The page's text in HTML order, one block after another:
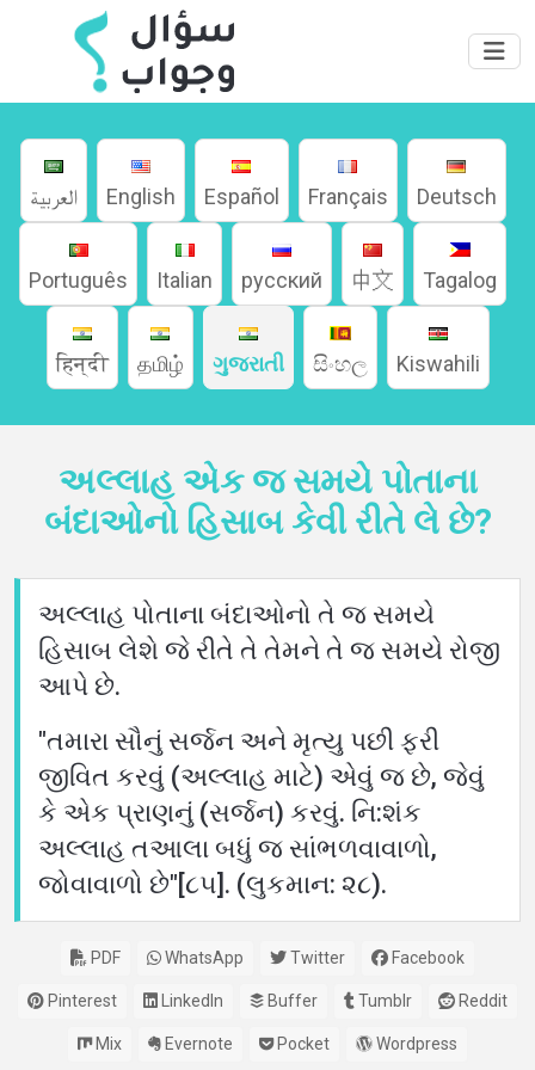
ઘર
વિશે
العربية English Español Français Deutsch
Português Italian русский 中文 Tagalog
हिन्दी தமிழ் ગુજરાતી සිංහල Kiswahili
અલ્લાહ એક જ સમયે પોતાના
બંદાઓનો હિસાબ કેવી રીતે લે છે?
અલ્લાહ પોતાના બંદાઓનો તે જ સમયે
હિસાબ લેશે જે રીતે તે તેમને તે જ સમયે રોજી
આપે છે.
"તમારા સૌનું સર્જન અને મૃત્યુ પછી ફરી
જીવિત કરવું (અલ્લાહ માટે) એવું જ છે, જેવું
કે એક પ્રાણનું (સર્જન) કરવું. નિ:શંક
અલ્લાહ તઆલા બધું જ સાંભળવાવાળો,
જોવાવાળો છે"[૮૫]. (લુકમાન: ૨૮).
PDF WhatsApp Twitter Facebook
Pinterest LinkedIn Buffer Tumblr Reddit
Mix Evernote Pocket Wordpress